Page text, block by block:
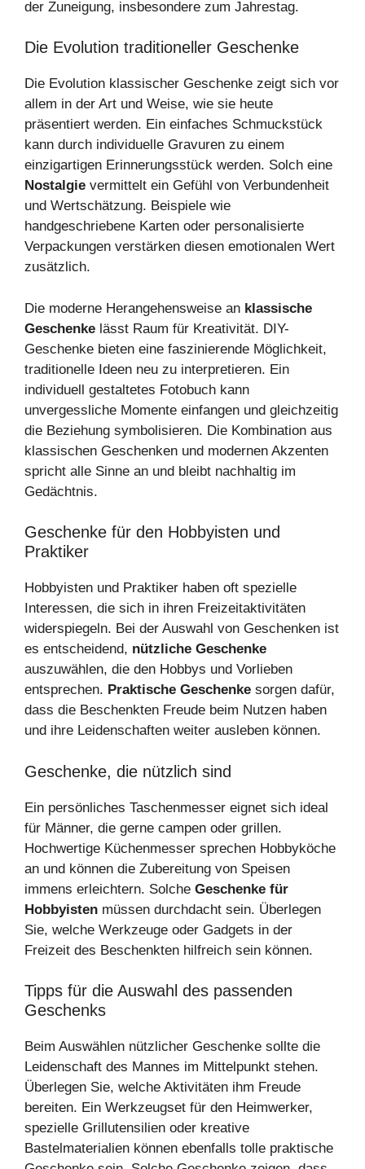
der Zuneigung, insbesondere zum Jahrestag.
Die Evolution traditioneller Geschenke
Die Evolution klassischer Geschenke zeigt sich vor
allem in der Art und Weise, wie sie heute
präsentiert werden. Ein einfaches Schmuckstück
kann durch individuelle Gravuren zu einem
einzigartigen Erinnerungsstück werden. Solch eine
Nostalgie vermittelt ein Gefühl von Verbundenheit
und Wertschätzung. Beispiele wie
handgeschriebene Karten oder personalisierte
Verpackungen verstärken diesen emotionalen Wert
zusätzlich.
Die moderne Herangehensweise an klassische
Geschenke lässt Raum für Kreativität. DIY-
Geschenke bieten eine faszinierende Möglichkeit,
traditionelle Ideen neu zu interpretieren. Ein
individuell gestaltetes Fotobuch kann
unvergessliche Momente einfangen und gleichzeitig
die Beziehung symbolisieren. Die Kombination aus
klassischen Geschenken und modernen Akzenten
spricht alle Sinne an und bleibt nachhaltig im
Gedächtnis.
Geschenke für den Hobbyisten und
Praktiker
Hobbyisten und Praktiker haben oft spezielle
Interessen, die sich in ihren Freizeitaktivitäten
widerspiegeln. Bei der Auswahl von Geschenken ist
es entscheidend, nützliche Geschenke
auszuwählen, die den Hobbys und Vorlieben
entsprechen. Praktische Geschenke sorgen dafür,
dass die Beschenkten Freude beim Nutzen haben
und ihre Leidenschaften weiter ausleben können.
Geschenke, die nützlich sind
Ein persönliches Taschenmesser eignet sich ideal
für Männer, die gerne campen oder grillen.
Hochwertige Küchenmesser sprechen Hobbyköche
an und können die Zubereitung von Speisen
immens erleichtern. Solche Geschenke für
Hobbyisten müssen durchdacht sein. Überlegen
Sie, welche Werkzeuge oder Gadgets in der
Freizeit des Beschenkten hilfreich sein können.
Tipps für die Auswahl des passenden
Geschenks
Beim Auswählen nützlicher Geschenke sollte die
Leidenschaft des Mannes im Mittelpunkt stehen.
Überlegen Sie, welche Aktivitäten ihm Freude
bereiten. Ein Werkzeugset für den Heimwerker,
spezielle Grillutensilien oder kreative
Bastelmaterialien können ebenfalls tolle praktische